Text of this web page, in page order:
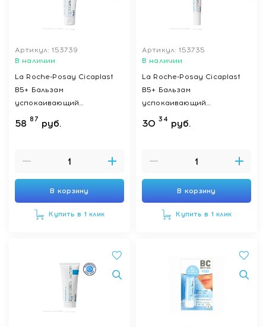
Артикул: 153739
В наличии
La Roche-Posay Cicaplast
B5+ Бальзам
успокаивающий
восстанавливающий 40 мл
58 87 руб.
В корзину
Купить в 1 клик
Артикул: 153735
В наличии
La Roche-Posay Cicaplast
B5+ Бальзам
успокаивающий
восстанавливающий 15 мл
30 34 руб.
В корзину
Купить в 1 клик